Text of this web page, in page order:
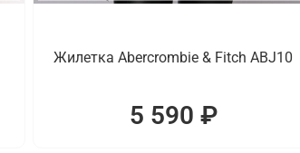
Жилетка Abercrombie & Fitch ABJ10
5 590 ₽